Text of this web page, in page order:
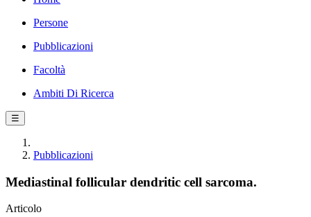
Persone
Pubblicazioni
Facoltà
Ambiti Di Ricerca
☰
Pubblicazioni
Mediastinal follicular dendritic cell sarcoma.
Articolo